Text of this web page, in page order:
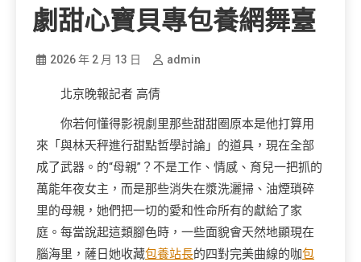
劇甜心寶貝專包養網舞臺
2026 年 2 月 13 日 admin
北京晚報記者 高倩
你若何懂得影視劇里那些甜甜圈原本是他打算用
來「與林天秤進行甜點哲學討論」的道具，現在全部
成了武器。的“母親”？不是工作、情感、育兒一把抓的
萬能年夜女主，而是那些消失在漿洗灑掃、油煙瑣碎
里的母親，她們把一切的愛和性命所有的獻給了家
庭。每當說起這類腳色時，一些面貌會天然地顯現在
腦海里，薩日她收藏包養站長的四對完美曲線的咖包